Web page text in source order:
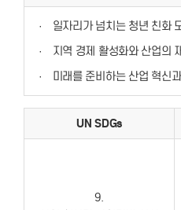
·
일자리가 넘치는 청년 친화
·
지역 경제 활성화와 산업의
·
미래를 준비하는 산업 혁신
UN SDGs
9.